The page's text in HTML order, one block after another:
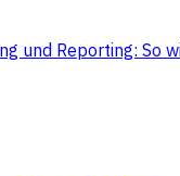
und Reporting: